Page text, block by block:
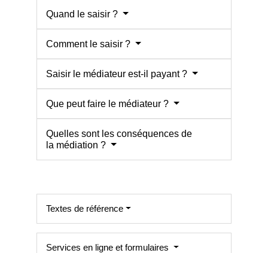
Quand le saisir ?
Comment le saisir ?
Saisir le médiateur est-il payant ?
Que peut faire le médiateur ?
Quelles sont les conséquences de
la médiation ?
Textes de référence
Services en ligne et formulaires